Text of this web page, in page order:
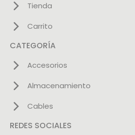
Tienda
Carrito
CATEGORÍA
Accesorios
Almacenamiento
Cables
REDES SOCIALES